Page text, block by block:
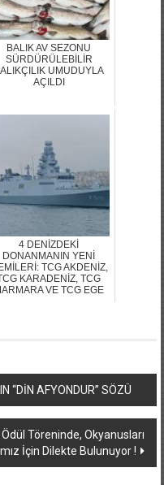
BALIK AV SEZONU
SÜRDÜRÜLEBİLİR
UMUDUYLA
AÇILDI
4 DENİZDEKİ
DONANMANIN YENİ
TCG AKDENİZ,
KARADENİZ, TCG
VE TCG EGE
“DİN AFYONDUR” SÖZÜ
Töreninde, Okyanusları
İçin Dilekte Bulunuyor !